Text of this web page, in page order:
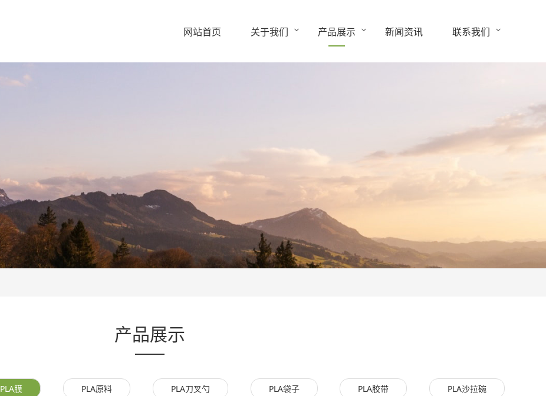
网站首页 关于我们 产品展示 新闻资讯 联系我们
产品展示
PLA膜 PLA原料 PLA刀叉勺 PLA袋子 PLA胶带 PLA沙拉碗